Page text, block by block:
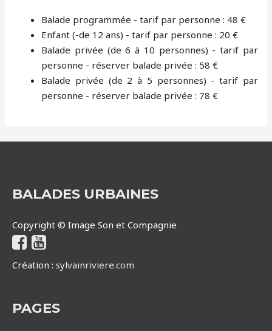
Balade programmée - tarif par personne : 48 €
Enfant (-de 12 ans) - tarif par personne : 20 €
Balade privée (de 6 à 10 personnes) - tarif par
personne - réserver balade privée : 58 €
Balade privée (de 2 à 5 personnes) - tarif par
personne - réserver balade privée : 78 €
BALADES URBAINES
Copyright © Image Son et Compagnie
Création : sylvainriviere.com
PAGES